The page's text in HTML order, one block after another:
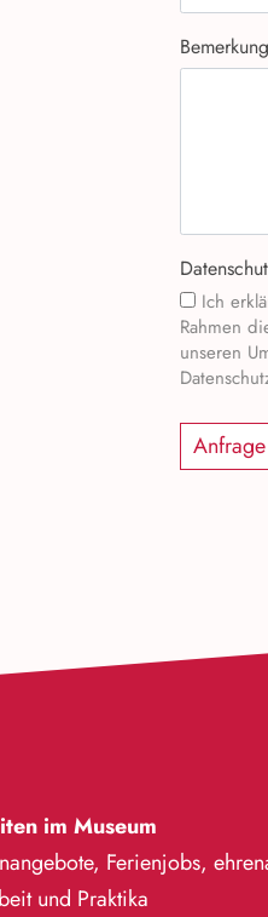
Ich erkläre mein Einverständnis, dass die persönlichen Daten gespeichert und im
Rahmen
unseren
im Museum
Ferienjobs,
und Praktika